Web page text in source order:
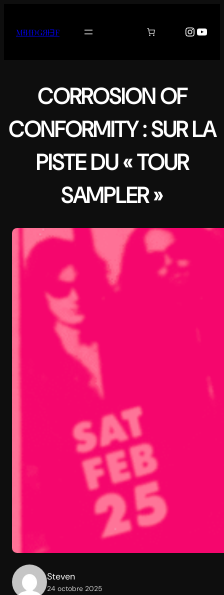
contenu
MƗИĐǤЯƗƎF
CORROSION OF
CONFORMITY : SUR LA
PISTE DU « TOUR
SAMPLER »
Steven
24 octobre 2025